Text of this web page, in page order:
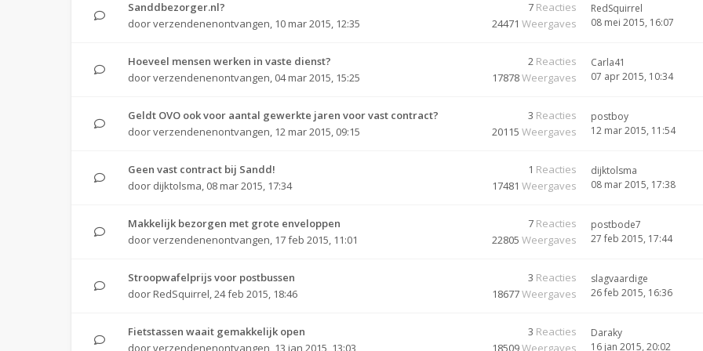
Sanddbezorger.nl?
doorverzendenenontvangen, 10 mar 2015, 12:35
7 Reacties
24471 Weergaves
RedSquirrel
08 mei 2015, 16:07
Hoeveel mensen werken in vaste dienst?
doorverzendenenontvangen, 04 mar 2015, 15:25
2 Reacties
17878Weergaves
Carla41
07 apr 2015, 10:34
Geldt OVO ook voor aantal gewerkte jaren voor vast contract?
doorverzendenenontvangen, 12 mar 2015, 09:15
3 Reacties
20115 Weergaves
postboy
12 mar 2015, 11:54
Geen vast contract bij Sandd!
door dijktolsma, 08 mar 2015, 17:34
1 Reacties
17481 Weergaves
dijktolsma
08 mar 2015, 17:38
Makkelijk bezorgen met grote enveloppen
doorverzendenenontvangen, 17 feb 2015, 11:01
7 Reacties
22805 Weergaves
postbode7
27 feb 2015, 17:44
Stroopwafelprijs voor postbussen
door RedSquirrel,24 feb 2015, 18:46
3 Reacties
18677Weergaves
slagvaardige
26 feb 2015, 16:36
Fietstassen waait gemakkelijk open
doorverzendenenontvangen 13 jan 2015, 13:03
3 Reacties
18509Weergaves
Daraky
16 jan 2015, 20:02